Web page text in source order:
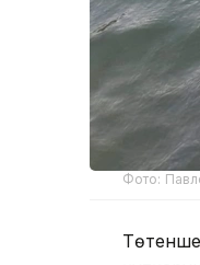
Фото:
Төтенше